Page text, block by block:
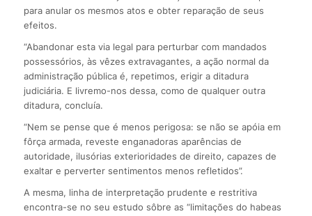
para anular os mesmos atos e obter reparação de seus
efeitos.
“Abandonar esta via legal para perturbar com mandados
possessórios, às vêzes extravagantes, a ação normal da
administração pública é, repetimos, erigir a ditadura
judiciária. E livremo-nos dessa, como de qualquer outra
ditadura, concluía.
“Nem se pense que é menos perigosa: se não se apóia em
fôrça armada, reveste enganadoras aparências de
autoridade, ilusórias exterioridades de direito, capazes de
exaltar e perverter sentimentos menos refletidos”.
A mesma, linha de interpretação prudente e restritiva
encontra-se no seu estudo sôbre as “limitações do habeas